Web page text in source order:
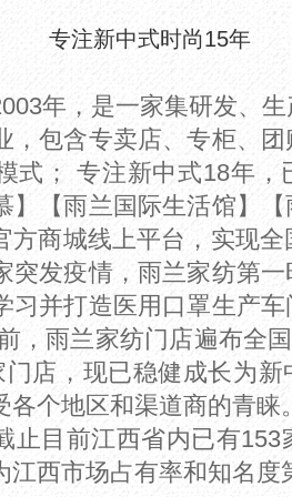
专注新中式时尚15年
年，是一家集研发、
，包含专卖店、专柜、
式； 专注新中式18年，
】【雨兰国际生活馆】
方商城线上平台，实现
突发疫情，雨兰家纺第
习并打造医用口罩生产
，雨兰家纺门店遍布全
店，现已稳健成长为
各个地区和渠道商的青睐
止目前江西省内已有153
江西市场占有率和知名度